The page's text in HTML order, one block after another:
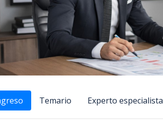
Temario Experto especialista